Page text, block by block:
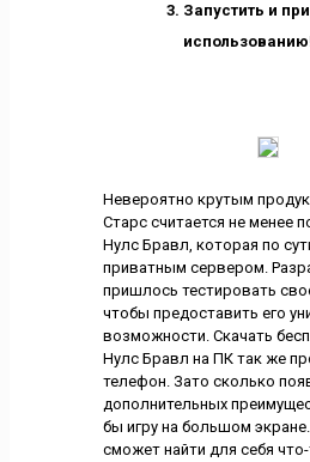
Запустить и
Невероятно крутым
Старс считается не менее
Нулс Бравл, которая по
приватным сервером.
пришлось тестировать
чтобы предоставить его
возможности. Скачать
Нулс Бравл на ПК так же
телефон. Зато сколько
дополнительных
бы игру на большом
сможет найти для себя